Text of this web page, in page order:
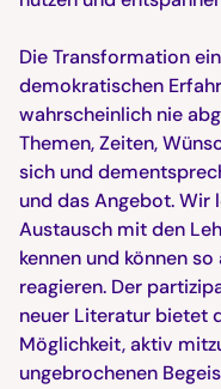
Die Transformation
demokratischen
wahrscheinlich nie
Themen, Zeiten,
sich und
und das Angebot. Wir
Austausch mit den
kennen und können
reagieren. Der
neuer Literatur bietet
Möglichkeit, aktiv
ungebrochenen